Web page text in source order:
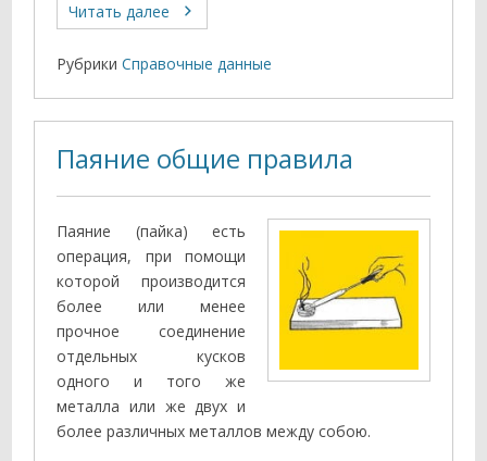
Читать далее
Рубрики Справочные данные
Паяние общие правила
Паяние (пайка) есть
операция, при помощи
которой производит­ся
более или менее
прочное соединение
отдельных кусков
одного и то­го же
металла или же двух и
более различных металлов между собою.